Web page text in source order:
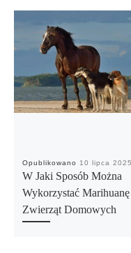
Opublikowano 10 lipca 2025
W Jaki Sposób Można
Wykorzystać
Zwierząt Domowych